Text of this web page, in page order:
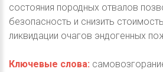
состояния породных отвалов
безопасность и снизить
ликвидации очагов эндогенных
Ключевые слова: